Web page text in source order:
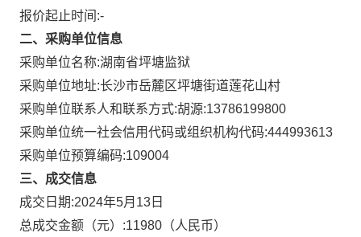
报价起止时间:-
二、采购单位信息
采购单位名称:湖南省坪塘监狱
采购单位地址:长沙市岳麓区坪塘街道莲花山村
采购单位联系人和联系方式:胡源:13786199800
采购单位统一社会信用代码或组织机构代码:444993613
采购单位预算编码:109004
三、成交信息
成交日期:2024年5月13日
总成交金额（元）:11980 （人民币）